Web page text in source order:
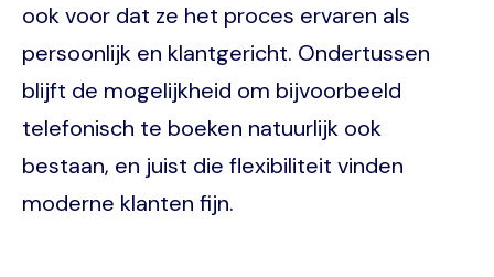
ook voor dat ze het proces ervaren als
persoonlijk en klantgericht. Ondertussen
blijft de mogelijkheid om bijvoorbeeld
telefonisch te boeken natuurlijk ook
bestaan, en juist die flexibiliteit vinden
moderne klanten fijn.